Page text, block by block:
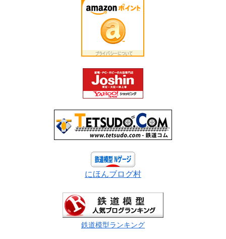
にほんブログ村
鉄道模型ランキング